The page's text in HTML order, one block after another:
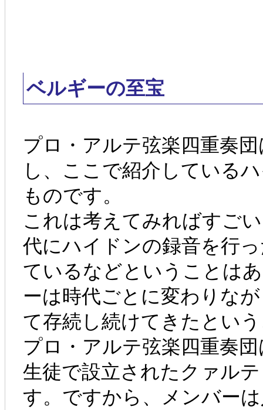
ベルギーの至宝
プロ・アルテ弦楽四重奏
し、ここで紹介している
ものです。
これは考えてみればすご
代にハイドンの録音を行
ているなどということは
ーは時代ごとに変わりな
て存続し続けてきたとい
プロ・アルテ弦楽四重奏
生徒で設立されたクァル
す。ですから、メンバー